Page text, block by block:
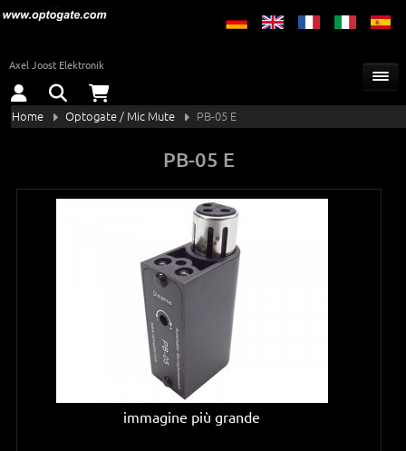
Axel Joost Elektronik
Home Optogate / Mic Mute PB-05 E
PB-05 E
immagine più grande